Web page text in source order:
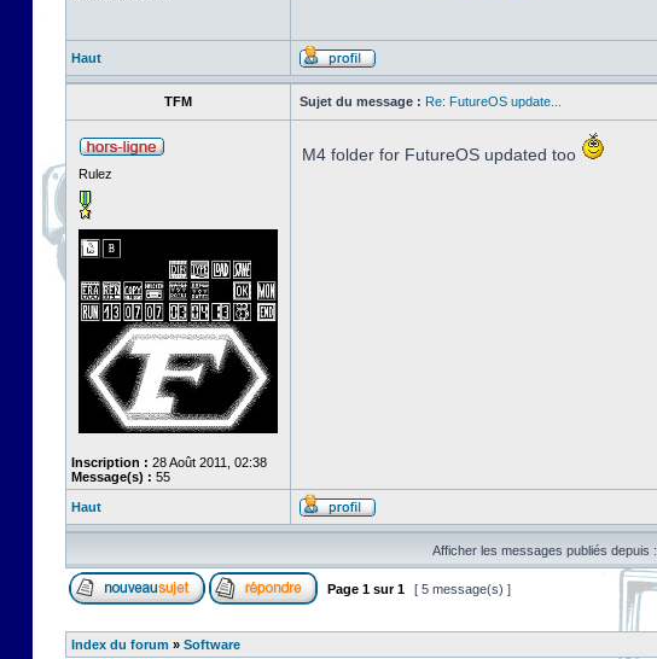
Haut
TFM Sujet du message : Re: FutureOS update...
Rulez
Inscription : 28 Août 2011, 02:38
Message(s) : 55
M4 folder for FutureOS updated too
Haut
Afficher les messages publiés depuis :
Page 1 sur1 [ 5 message(s) ]
Index du forum » Software